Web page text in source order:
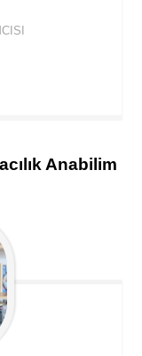
Anabilim